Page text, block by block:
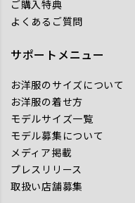
ご購入特典
よくあるご質問
サポートメニュー
お洋服のサイズについて
お洋服の着せ方
モデルサイズ一覧
モデル募集について
メディア掲載
プレスリリース
取扱い店舗募集